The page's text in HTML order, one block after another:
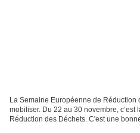
La Semaine Européenne de Réduction
mobiliser. Du 22 au 30 novembre, c’est
Réduction des Déchets. C'est une